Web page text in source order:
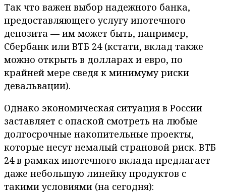
Так что важен выбор надежного банка,
предоставляющего услугу ипотечного
депозита — им может быть, например,
Сбербанк или ВТБ 24 (кстати, вклад также
можно открыть в долларах и евро, по
крайней мере сведя к минимуму риски
девальвации).
Однако экономическая ситуация в России
заставляет с опаской смотреть на любые
долгосрочные накопительные проекты,
которые несут немалый страновой риск. ВТБ
24 в рамках ипотечного вклада предлагает
даже небольшую линейку продуктов с
такими условиями (на сегодня):